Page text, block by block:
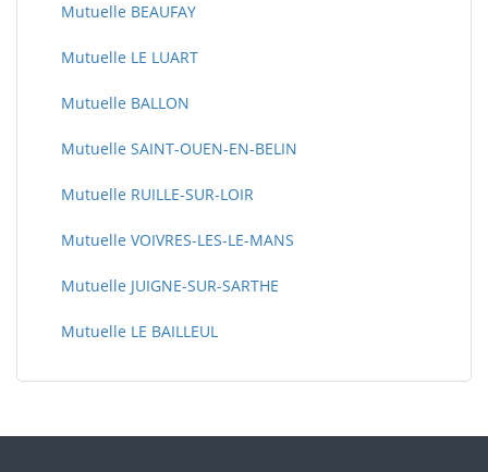
Mutuelle BEAUFAY
Mutuelle LE LUART
Mutuelle BALLON
Mutuelle SAINT-OUEN-EN-BELIN
Mutuelle RUILLE-SUR-LOIR
Mutuelle VOIVRES-LES-LE-MANS
Mutuelle JUIGNE-SUR-SARTHE
Mutuelle LE BAILLEUL